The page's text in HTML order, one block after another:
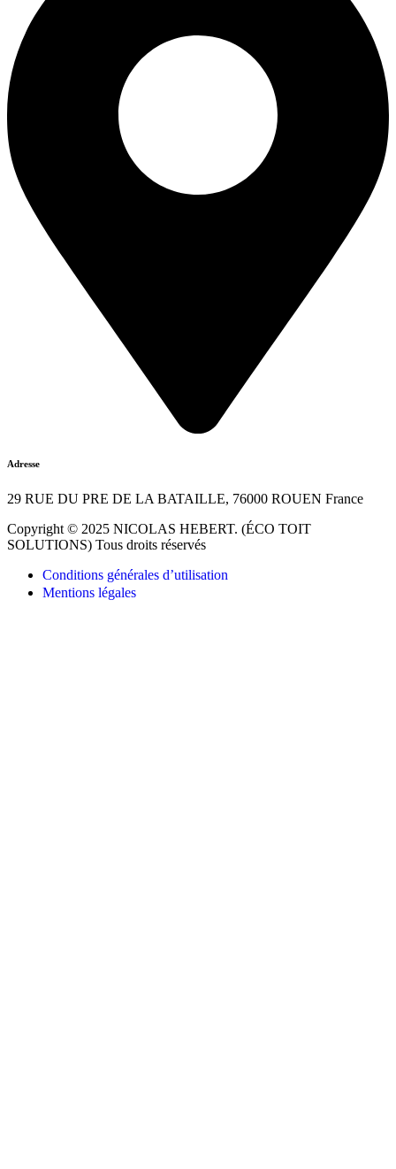
Adresse
29 RUE DU PRE DE LA BATAILLE, 76000 ROUEN France
Copyright © 2025 NICOLAS HEBERT. (ÉCO TOIT
SOLUTIONS) Tous droits réservés
Conditions générales d’utilisation
Mentions légales